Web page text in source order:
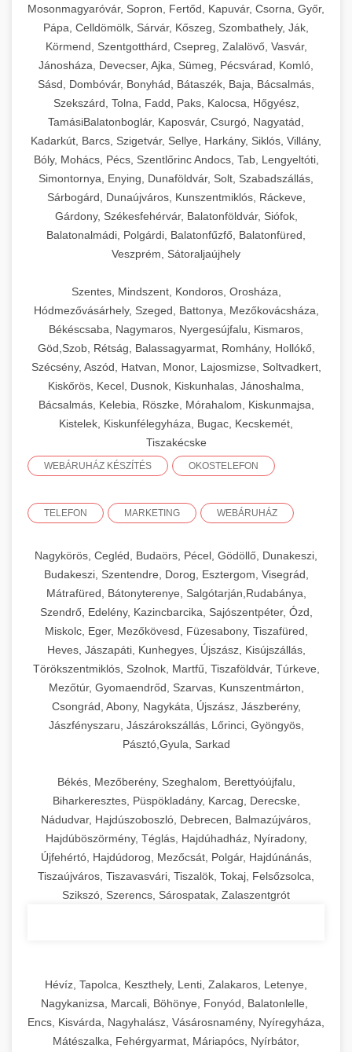
Mosonmagyaróvár, Sopron, Fertőd, Kapuvár, Csorna, Győr,
Pápa, Celldömölk, Sárvár, Kőszeg, Szombathely, Ják,
Körmend, Szentgotthárd, Csepreg, Zalalövő, Vasvár,
Jánosháza, Devecser, Ajka, Sümeg, Pécsvárad, Komló,
Sásd, Dombóvár, Bonyhád, Bátaszék, Baja, Bácsalmás,
Szekszárd, Tolna, Fadd, Paks, Kalocsa, Hőgyész,
TamásiBalatonboglár, Kaposvár, Csurgó, Nagyatád,
Kadarkút, Barcs, Szigetvár, Sellye, Harkány, Siklós, Villány,
Bóly, Mohács, Pécs, Szentlőrinc Andocs, Tab, Lengyeltóti,
Simontornya, Enying, Dunaföldvár, Solt, Szabadszállás,
Sárbogárd, Dunaújváros, Kunszentmiklós, Ráckeve,
Gárdony, Székesfehérvár, Balatonföldvár, Siófok,
Balatonalmádi, Polgárdi, Balatonfűzfő, Balatonfüred,
Veszprém, Sátoraljaújhely
Szentes, Mindszent, Kondoros, Orosháza,
Hódmezővásárhely, Szeged, Battonya, Mezőkovácsháza,
Békéscsaba, Nagymaros, Nyergesújfalu, Kismaros,
Göd,Szob, Rétság, Balassagyarmat, Romhány, Hollókő,
Szécsény, Aszód, Hatvan, Monor, Lajosmizse, Soltvadkert,
Kiskőrös, Kecel, Dusnok, Kiskunhalas, Jánoshalma,
Bácsalmás, Kelebia, Röszke, Mórahalom, Kiskunmajsa,
Kistelek, Kiskunfélegyháza, Bugac, Kecskemét,
Tiszakécske
WEBÁRUHÁZ KÉSZÍTÉS OKOSTELEFON
TELEFON MARKETING WEBÁRUHÁZ
Nagykörös, Cegléd, Budaörs, Pécel, Gödöllő, Dunakeszi,
Budakeszi, Szentendre, Dorog, Esztergom, Visegrád,
Mátrafüred, Bátonyterenye, Salgótarján,Rudabánya,
Szendrő, Edelény, Kazincbarcika, Sajószentpéter, Ózd,
Miskolc, Eger, Mezőkövesd, Füzesabony, Tiszafüred,
Heves, Jászapáti, Kunhegyes, Újszász, Kisújszállás,
Törökszentmiklós, Szolnok, Martfű, Tiszaföldvár, Túrkeve,
Mezőtúr, Gyomaendrőd, Szarvas, Kunszentmárton,
Csongrád, Abony, Nagykáta, Újszász, Jászberény,
Jászfényszaru, Jászárokszállás, Lőrinci, Gyöngyös,
Pásztó,Gyula, Sarkad
Békés, Mezőberény, Szeghalom, Berettyóújfalu,
Biharkeresztes, Püspökladány, Karcag, Derecske,
Nádudvar, Hajdúszoboszló, Debrecen, Balmazújváros,
Hajdúböszörmény, Téglás, Hajdúhadház, Nyíradony,
Újfehértó, Hajdúdorog, Mezőcsát, Polgár, Hajdúnánás,
Tiszaújváros, Tiszavasvári, Tiszalök, Tokaj, Felsőzsolca,
Szikszó, Szerencs, Sárospatak, Zalaszentgrót
Hévíz, Tapolca, Keszthely, Lenti, Zalakaros, Letenye,
Nagykanizsa, Marcali, Böhönye, Fonyód, Balatonlelle,
Encs, Kisvárda, Nagyhalász, Vásárosnamény, Nyíregyháza,
Mátészalka, Fehérgyarmat, Máriapócs, Nyírbátor,